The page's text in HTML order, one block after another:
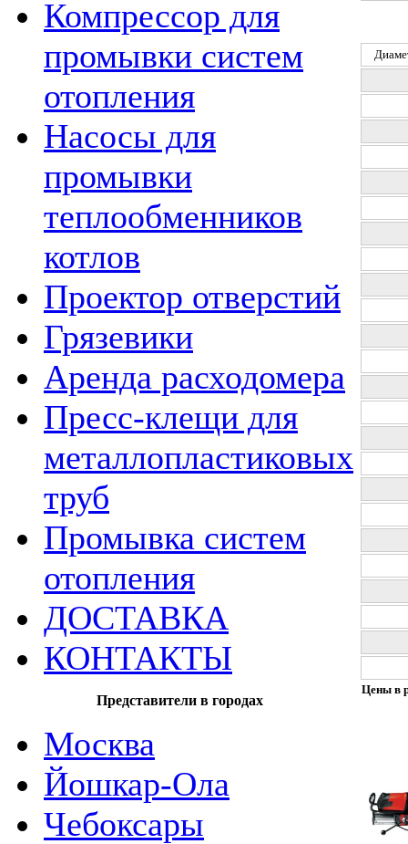
Компрессор для
промывки систем
отопления
Насосы для
промывки
теплообменников
котлов
Проектор отверстий
Грязевики
Аренда расходомера
Пресс-клещи для
металлопластиковых
труб
Промывка систем
отопления
ДОСТАВКА
КОНТАКТЫ
Представители в городах
Москва
Йошкар-Ола
Чебоксары
Цены в